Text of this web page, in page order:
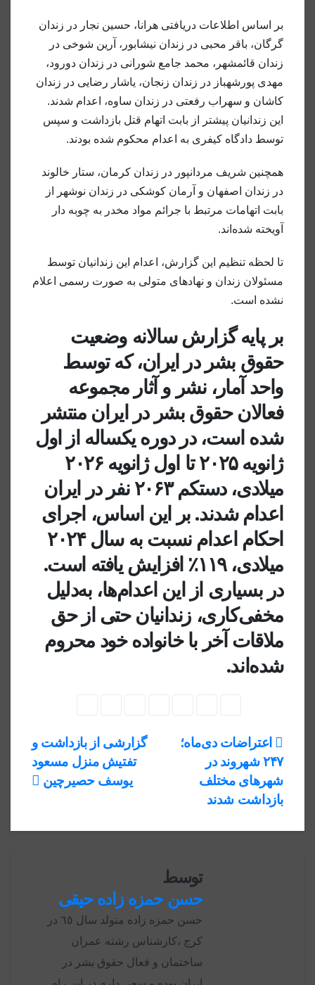
بر اساس اطلاعات دریافتی هرانا، حسین نجار در زندان
گرگان، باقر محبی در زندان نیشابور، آرین شوخی در
زندان قائمشهر، محمد جامع شورانی در زندان دورود،
مهدی پورشهباز در زندان زنجان، یاشار رضایی در زندان
کاشان و سهراب رفعتی در زندان ساوه، اعدام شدند.
این زندانیان پیشتر از بابت اتهام قتل بازداشت و سپس
توسط دادگاه کیفری به اعدام محکوم شده بودند.
همچنین شریف مردانپور در زندان کرمان، ستار خالوند
در زندان اصفهان و آرمان کوشکی در زندان نوشهر از
بابت اتهامات مرتبط با جرائم مواد مخدر به چوبه دار
آویخته شده‌اند.
تا لحظه تنظیم این گزارش، اعدام این زندانیان توسط
مسئولان زندان و نهادهای متولی به صورت رسمی اعلام
نشده است.
بر پایه گزارش سالانه وضعیت
حقوق بشر در ایران، که توسط
واحد آمار، نشر و آثار مجموعه
فعالان حقوق بشر در ایران منتشر
شده است، در دوره یکساله از اول
ژاﻧﻮﯾﻪ ۲۰۲۵ ﺗﺎ اول ژاﻧﻮﯾﻪ ۲۰۲۶
میلادی، دستکم ۲۰۶۳ نفر در ایران
اعدام شدند. بر این اساس، اجرای
احکام اعدام نسبت به سال ۲۰۲۴
میلادی، ۱۱۹٪ افزایش یافته است.
در بسیاری از این اعدام‌ها، به‌دلیل
مخفی‌کاری، زندانیان حتی از حق
ملاقات آخر با خانواده خود محروم
شده‌اند.
راهبری
نوشته
گزارشی از بازداشت و
تفتیش منزل مسعود
یوسف حصیرچین
اعتراضات دی‌ماه؛
۲۴۷ شهروند در
شهرهای مختلف
بازداشت شدند
توسط
حسن حمزه زاده حیقی
حسن حمزه زاده متولد سال ٦٥ در
كرج ،كارشناس رشته عمران
ساختمان و فعال حقوق بشر در